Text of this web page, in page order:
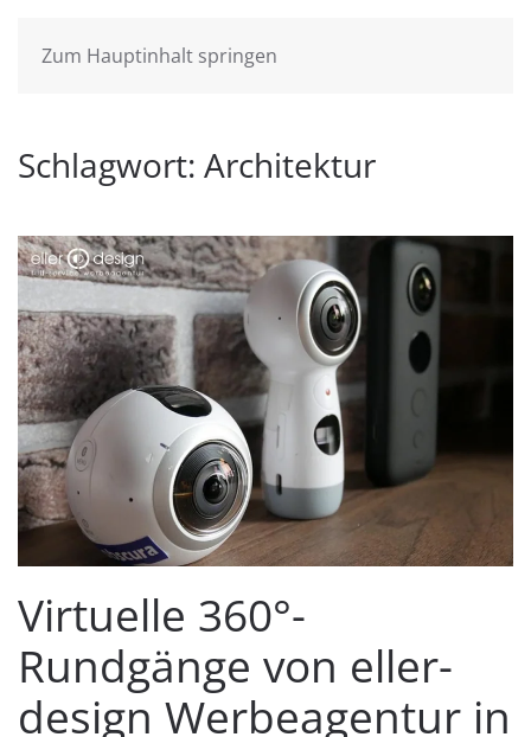
Zum Hauptinhalt springen
Schlagwort: Architektur
Virtuelle 360°-
Rundgänge von eller-
design Werbeagentur in